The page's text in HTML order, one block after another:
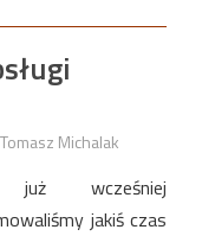
Michalak
już wcześniej
jakiś czas